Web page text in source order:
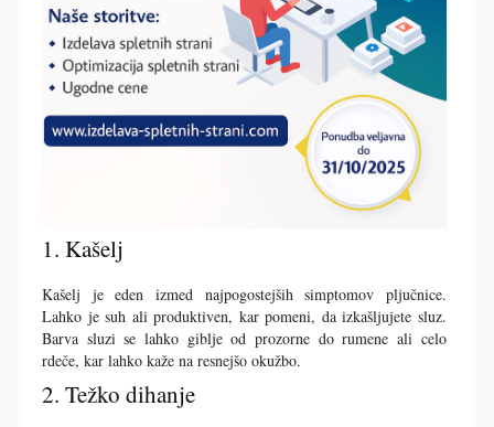
1. Kašelj
Kašelj je eden izmed najpogostejših simptomov pljučnice.
Lahko je suh ali produktiven, kar pomeni, da izkašljujete sluz.
Barva sluzi se lahko giblje od prozorne do rumene ali celo
rdeče, kar lahko kaže na resnejšo okužbo.
2. Težko dihanje